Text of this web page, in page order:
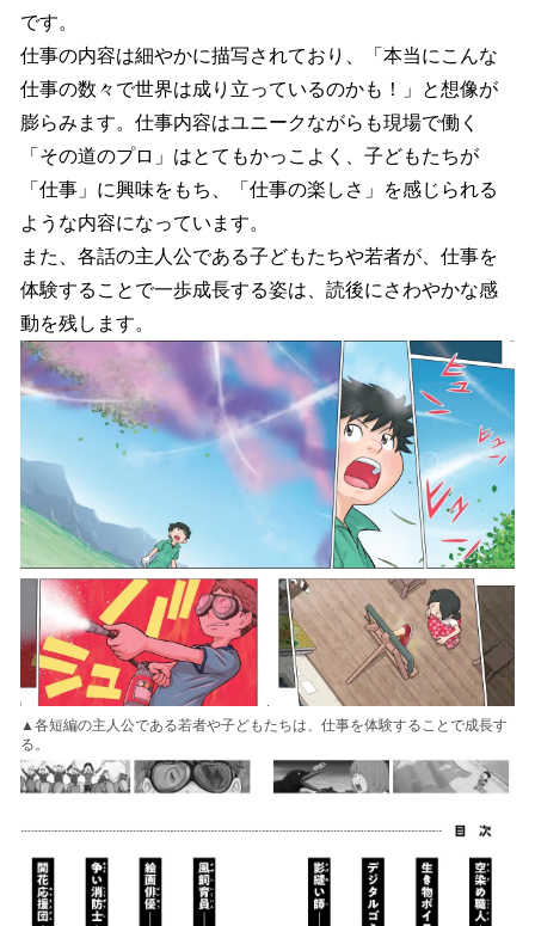
です。
仕事の内容は細やかに描写されており、「本当にこんな
仕事の数々で世界は成り立っているのかも！」と想像が
膨らみます。仕事内容はユニークながらも現場で働く
「その道のプロ」はとてもかっこよく、子どもたちが
「仕事」に興味をもち、「仕事の楽しさ」を感じられる
ような内容になっています。
また、各話の主人公である子どもたちや若者が、仕事を
体験することで一歩成長する姿は、読後にさわやかな感
動を残します。
▲各短編の主人公である若者や子どもたちは、仕事を体験することで成長す
る。